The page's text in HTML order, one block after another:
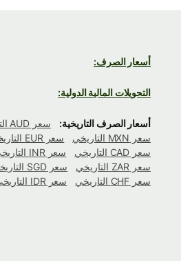
أسعار الصرف:
التحويلات المالية الدولية:
أسعار الصرف التاريخية: سعر AUD التاريخي
سعر MXN التاريخي
سعر EUR التاريخي
سعر CAD التاريخي
سعر INR التاريخي
سعر ZAR التاريخي
سعر SGD التاريخي
سعر CHF التاريخي
سعر IDR التاريخي